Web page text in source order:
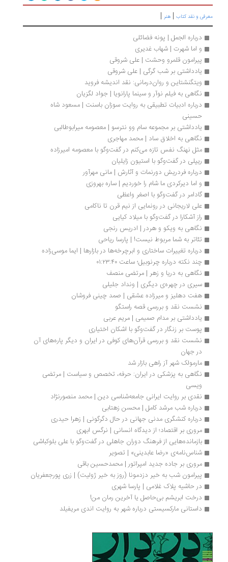
و نقد کتاب|هنر|
درباره الجمل | پونه فضائلی
و اما شهرت | شهاب غدیری
پیرامون قلمرو وحشت | علی شروقی
یادداشتی بر شب گرگی | علی شروقی
ویتگنشتاین و روان‌درمانی: نقد اندیشه فروید
نگاهی به فیلم نوآر و سینما پارانویا | جواد لگزیان
درباره ادبیات تطبیقی به روایت سوزان باسنت | مسعود شاه
یادداشتی بر مجموعه سام وو نترسو | معصومه میرابوطالبی
نگاهی به اخلاق ساد | محمد مهاجری
مثل نهنگ نفس تازه می‌کنم در گفت‌وگو با معصومه امیرزاده
ریپلی در گفت‏‌وگو با استیون زایلیان
درباره فردریش دورنمات و آثارش | مانی مهرآور
و اما دیرکردی ما شام را خوردیم | ساره بهروزی
گادامر در گفت‌وگو با اصغر واعظی
علی لاریجانی در رونمایی از نیم قرن تا ناکامی
راز آشکارا در گفت‌وگو با میلاد کیایی
نگاهی به ویکو و هردر | ادریس رنجی
تئاتر به شما مربوط نیست! | پارسا ریاحی
درباره تغییرات ساختاری و ابرچرخه‌ها در بازارها | ایما موسی‌زاده
چند نکته درباره چرنوبیل؛ ساعت ۰۱:۲۳:۴۰
نگاهی به دریا و زهر | مرتضی منصف
سیری در چهره‌ی دیگری | ونداد جلیلی
هفت دهليز و میرزاده عشقی | صمد چینی فروشان
نشست نقد و بررسی قصه راستگو
یادداشتی بر مدام صمیمی | مریم عربی
پوست بر زنگار در گفت‌وگو با اشکان اختیاری
نشست نقد و بررسی قرآن‌های کوفی در ایران و دیگر پاره‌های آن
در جهان
مارمولک شهر آز راهی بازار شد
نگاهی به پزشکی در ایران: حرفه، تخصص و سیاست | مرتضی
نقدی بر روایت ایرانی جامعه‌شناسی دین | محمد منصورنژاد
درباره شب مرشد کامل | محسن زهتابی
درباره کنشگری مدنی جهانی در حال دگرگونی | زهرا حیدری
مروری بر اقتصاد؛ از دیدگاه انسانی | نرگس ابهری
بازمانده‌هایی از فرهنگ دوران جاهلی در گفت‌وگو با علی بلوکباشی
شناس‌نامه‌ی «رضا عابدینی» | تصویر
مروری بر جاده جدید امپراتور | محمدحسین باقی
پیرامون شب به‌ خیر دزدمونا (روز به‌ خیر ژولیت) | زری پورجعفریان
در حاشیه پلاک غلامی | پارسا شهری
درخت ابریشم بی‌حاصل یا آخرین رمان من!
داستانی مارکسیستی درباره شهر به روایت اندی مریفیلد